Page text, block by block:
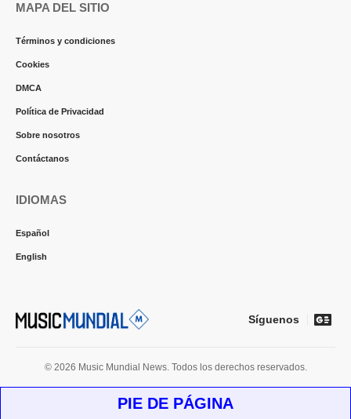
MAPA DEL SITIO
Términos y condiciones
Cookies
DMCA
Política de Privacidad
Sobre nosotros
Contáctanos
IDIOMAS
Español
English
Síguenos
© 2026 Music Mundial News. Todos los derechos reservados.
PIE DE PÁGINA